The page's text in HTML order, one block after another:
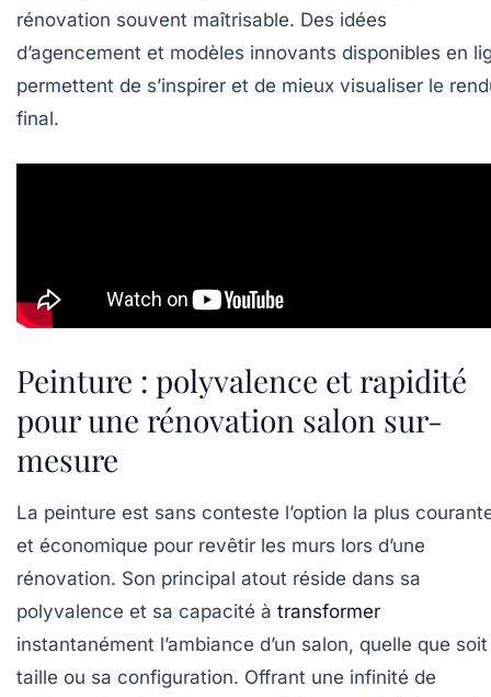
rénovation souvent maîtrisable. Des idées
d’agencement et modèles innovants disponibles en
permettent de s’inspirer et de mieux visualiser le
final.
Peinture : polyvalence et rapidité
pour une rénovation salon sur-
mesure
La peinture est sans conteste l’option la plus
et économique pour revêtir les murs lors d’une
rénovation. Son principal atout réside dans sa
polyvalence et sa capacité à transformer
instantanément l’ambiance d’un salon, quelle que
taille ou sa configuration. Offrant une infinité de